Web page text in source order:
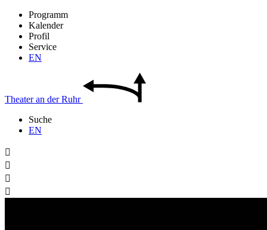
Programm
Kalender
Profil
Service
EN
Theateran derRuhr
Suche
EN



